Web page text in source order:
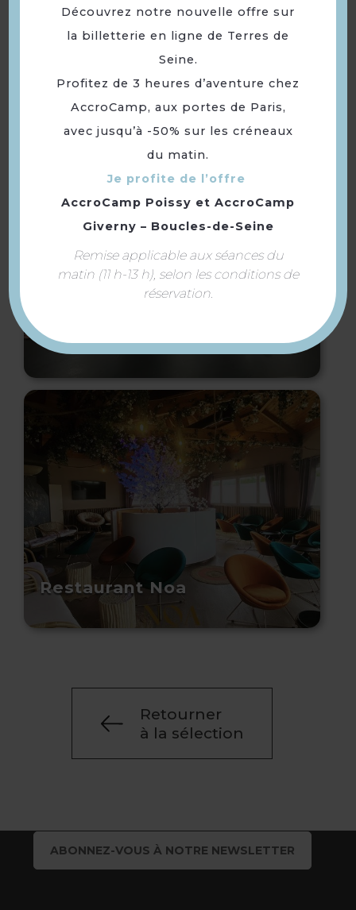
Restaurant Campanile
Conflans-Sainte-Honorine
Théâtre Simone-Signoret
Restaurant Noa
Retourner
à la sélection
ABONNEZ-VOUS À NOTRE NEWSLETTER
Découvrez notre nouvelle offre sur
la billetterie en ligne de Terres de
Seine.
Profitez de 3 heures d’aventure chez
AccroCamp, aux portes de Paris,
avec jusqu’à -50% sur les créneaux
du matin.
Je profite de l’offre
AccroCamp Poissy et AccroCamp
Giverny – Boucles-de-Seine
Remise applicable aux séances du
matin (11 h-13 h), selon les conditions de
réservation.